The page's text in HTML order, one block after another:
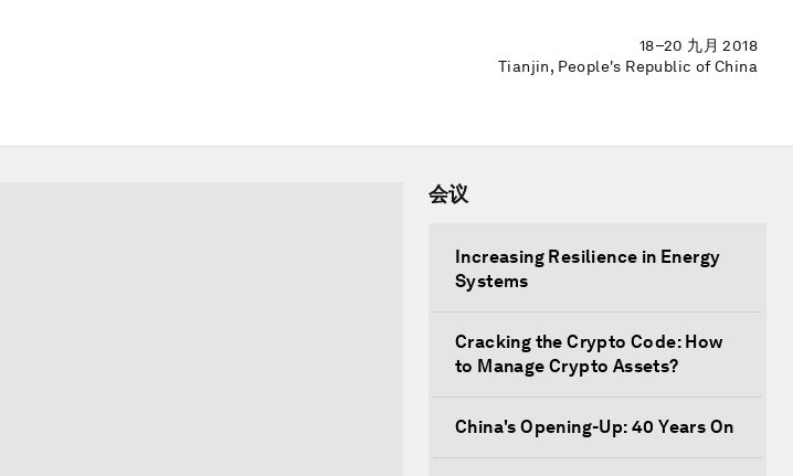
18–20 九月 2018
Tianjin, People's Republic of China
会议
Increasing Resilience in Energy
Systems
Cracking the Crypto Code: How
to Manage Crypto Assets?
China's Opening-Up: 40 Years On